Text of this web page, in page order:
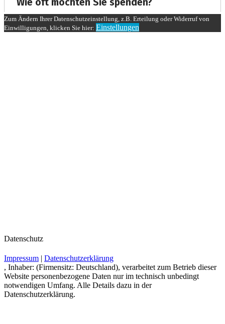
Zum Ändern Ihrer Datenschutzeinstellung, z.B. Erteilung oder Widerruf von
Einwilligungen, klicken Sie hier: Einstellungen
Datenschutz
Impressum
Datenschutzerklärung
, Inhaber: (Firmensitz: Deutschland), verarbeitet zum Betrieb dieser
Website personenbezogene Daten nur im technisch unbedingt
notwendigen Umfang. Alle Details dazu in der
Datenschutzerklärung.